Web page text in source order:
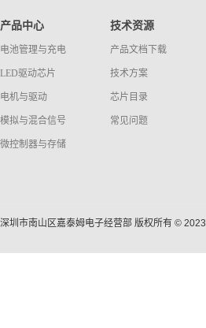
产品中心
电池管理与充电
LED驱动芯片
电机与驱动
模拟与混合信号
微控制器与存储
技术资源
产品文档下载
技术方案
芯片目录
常见问题
深圳市南山区嘉泰姆电子经营部 版权所有 © 2023